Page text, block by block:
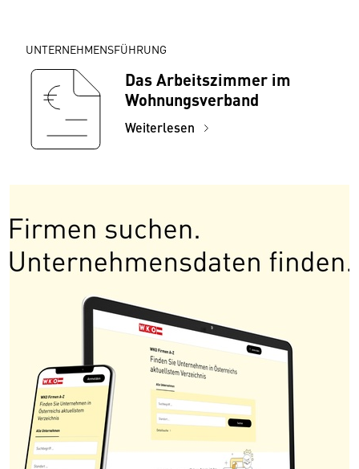
UNTERNEHMENSFÜHRUNG
Das Arbeitszimmer im
Wohnungsverband
Weiterlesen